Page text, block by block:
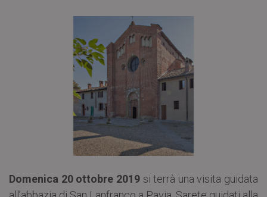
Domenica 20 ottobre 2019si terrà una visita guidata